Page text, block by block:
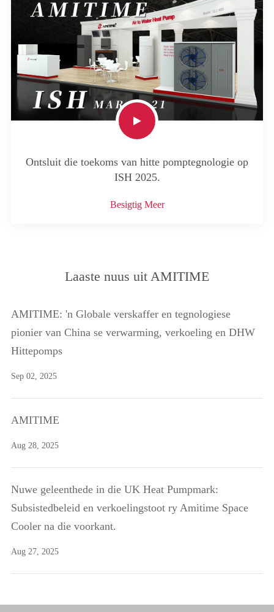
Ontsluit die toekoms van hitte pomptegnologie op
ISH 2025.
Besigtig Meer
Laaste nuus uit AMITIME
AMITIME: 'n Globale verskaffer en tegnologiese
pionier van China se verwarming, verkoeling en DHW
Hittepomps
Sep 02, 2025
AMITIME
Aug 28, 2025
Nuwe geleenthede in die UK Heat Pumpmark:
Subsistedbeleid en verkoelingstoot ry Amitime Space
Cooler na die voorkant.
Aug 27, 2025